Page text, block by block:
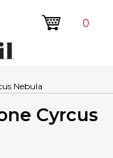
0
Nebula
Cyrcus